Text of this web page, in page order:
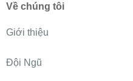
Về chúng tôi
Giới thiệu
Đội Ngũ